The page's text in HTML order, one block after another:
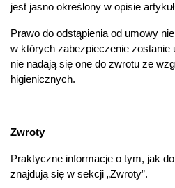
jest jasno określony w opisie
Prawo do odstąpienia od umowy
w których zabezpieczenie
nie nadają się one do zwrotu ze
higienicznych.
Zwroty
Praktyczne informacje o tym, jak
znajdują się w sekcji „Zwroty”.